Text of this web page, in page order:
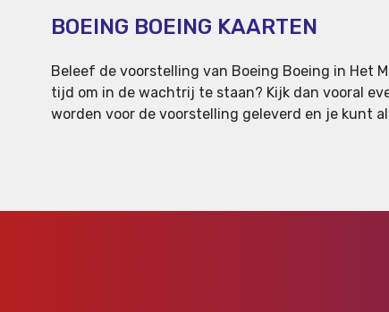
BOEING BOEING KAARTEN
Beleef de voorstelling van Boeing Boeing in Het
tijd om in de wachtrij te staan? Kijk dan vooral
worden voor de voorstelling geleverd en je kunt